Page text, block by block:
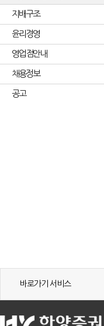
지배구조
윤리경영
영업점안내
채용정보
공고
바로가기 서비스